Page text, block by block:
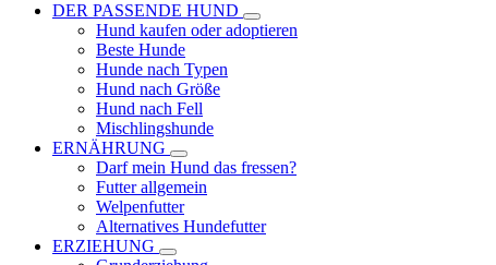
DER PASSENDE HUND
Hund kaufen oder adoptieren
Beste Hunde
Hunde nach Typen
Hund nach Größe
Hund nach Fell
Mischlingshunde
ERNÄHRUNG
Darf mein Hund das fressen?
Futter allgemein
Welpenfutter
Alternatives Hundefutter
ERZIEHUNG